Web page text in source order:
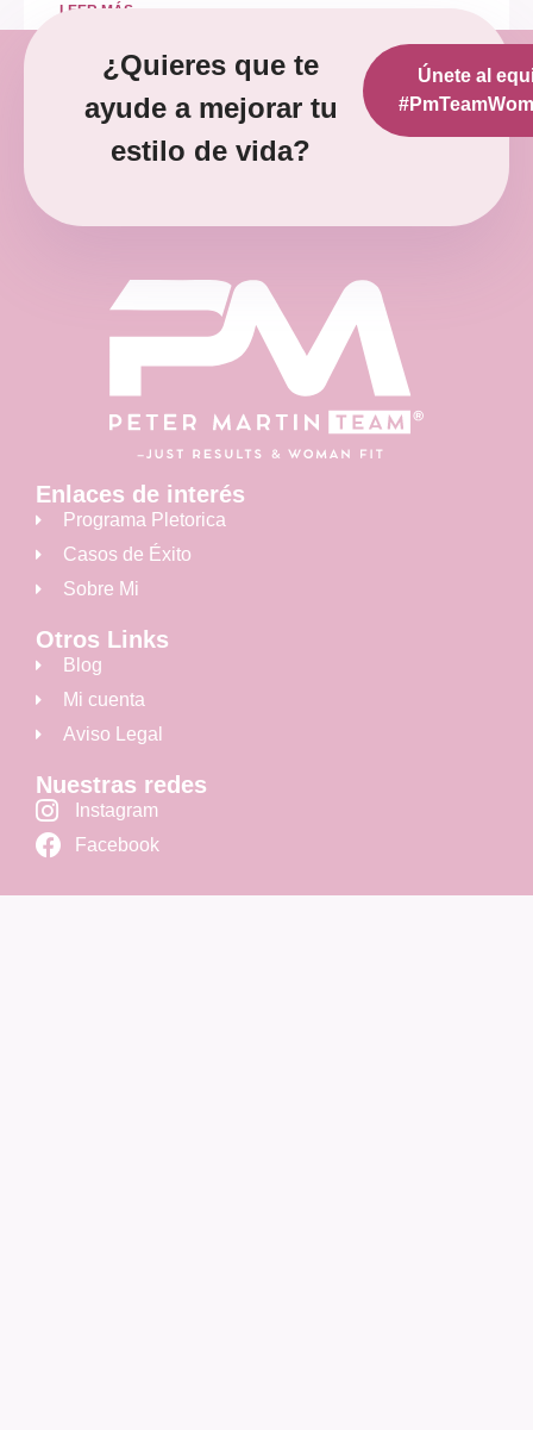
LEER MÁS »
diciembre 12, 2022 No hay comentarios
¿Quieres que te
ayude a mejorar tu
estilo de vida?
Únete al
Enlaces de interés
Programa Pletorica
Casos de Éxito
Sobre Mi
Otros Links
Blog
Mi cuenta
Aviso Legal
Nuestras redes
Instagram
Facebook